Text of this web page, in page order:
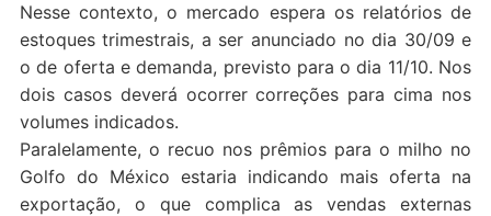
Nesse contexto, o mercado espera os relatórios de
estoques trimestrais, a ser anunciado no dia 30/09 e
o de oferta e demanda, previsto para o dia 11/10. Nos
dois casos deverá ocorrer correções para cima nos
volumes indicados.
Paralelamente, o recuo nos prêmios para o milho no
Golfo do México estaria indicando mais oferta na
exportação, o que complica as vendas externas